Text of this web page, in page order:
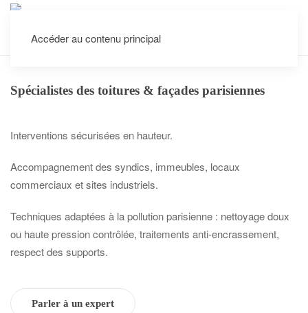
Accéder au contenu principal
Spécialistes des toitures & façades parisiennes
Interventions sécurisées en hauteur.
Accompagnement des syndics, immeubles, locaux
commerciaux et sites industriels.
Techniques adaptées à la pollution parisienne : nettoyage doux
ou haute pression contrôlée, traitements anti-encrassement,
respect des supports.
Parler à un expert